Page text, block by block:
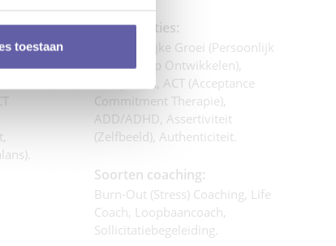
toestaan
Specialisaties:
• Persoonlijke Groei (persoonlijk
Leiderschap Ontwikkelen),
Accepteren, ACT (Acceptance
Commitment Therapie),
ADD/ADHD, Assertiviteit
(zelfbeeld), Authenticiteit.
Soorten coaching:
Burn-Out (stress) Coaching, Life
Coach, Loopbaancoach,
Sollicitatiebegeleiding.